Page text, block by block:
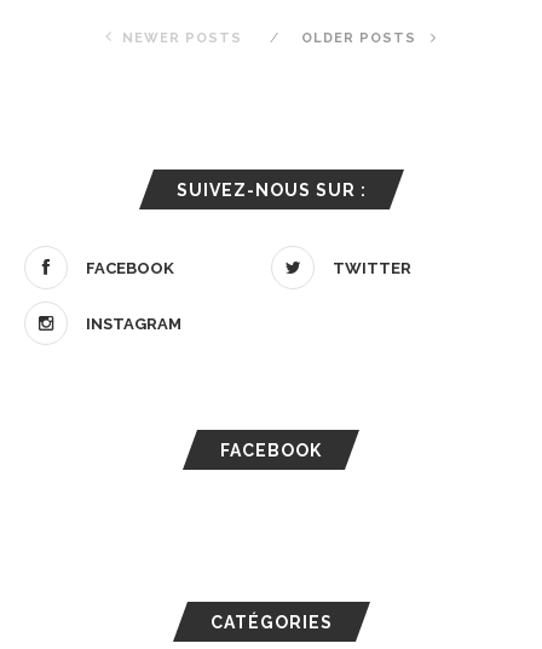
NEWER POSTS OLDER POSTS
SUIVEZ-NOUS SUR :
FACEBOOK TWITTER
INSTAGRAM
FACEBOOK
CATÉGORIES